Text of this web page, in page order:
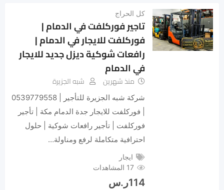
كل الحراج
تاجير فوركلفت في الدمام |
فوركلفت للايجار في الدمام |
رافعات شوكية ديزل جديد للايجار
في الدمام
منذ شهرين شبه الجزيرة
شركة شبه الجزيرة للتأجير | 0539779558
| فوركلفت للايجار جدة الدمام مكة | تأجير
فوركلفت | تأجير رافعات شوكية | حلول
احترافية متكاملة لرفع ومناولة…
ايجار
17 المشاهدات
114ر.س